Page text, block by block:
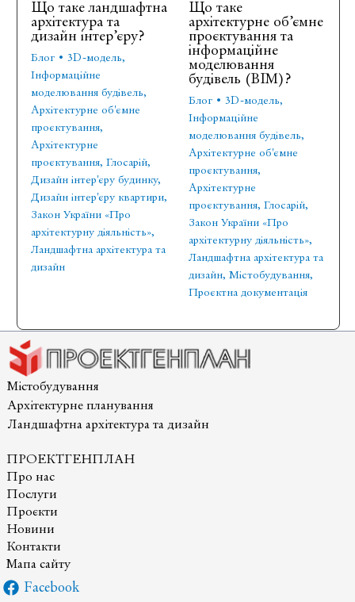
Що таке ландшафтна
архітектура та
дизайн інтер’єру?
Блог • 3D-модель,
Інформаційне
моделювання будівель,
Архітектурне об'ємне
проєктування,
Архітектурне
проєктування, Глосарій,
Дизайн інтер'єру будинку,
Дизайн інтер'єру квартири,
Закон України «Про
архітектурну діяльність»,
Ландшафтна архітектура та
дизайн
Що таке
архітектурне об’ємне
проєктування та
інформаційне
моделювання
будівель (BIM)?
Блог• 3D-модель,
Інформаційне
моделювання будівель,
Архітектурне об'ємне
проєктування,
Архітектурне
проєктування, Глосарій,
Закон України «Про
архітектурну діяльність»,
Ландшафтна архітектура та
дизайн, Містобудування,
Проєктна документація
Містобудування
Архітектурне планування
Ландшафтна архітектура та дизайн
ПРОЕКТГЕНПЛАН
Про нас
Послуги
Проєкти
Новини
Контакти
Мапа сайту
Facebook